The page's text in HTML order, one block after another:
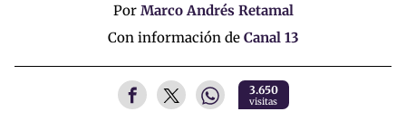
Por Marco Andrés Retamal
Con información de Canal 13
3.650
visitas